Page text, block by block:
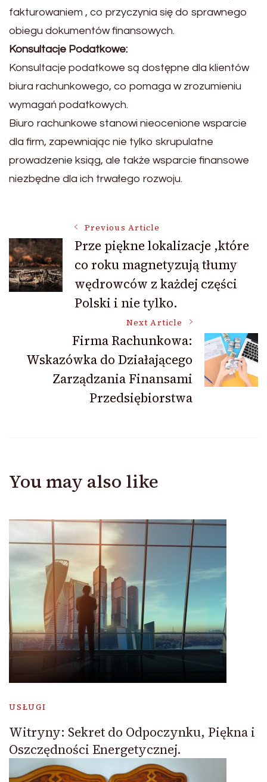
fakturowaniem , co przyczynia się do sprawnego
obiegu dokumentów finansowych.
Konsultacje Podatkowe:
Konsultacje podatkowe są dostępne dla klientów
biura rachunkowego, co pomaga w zrozumieniu
wymagań podatkowych.
Biuro rachunkowe stanowi nieocenione wsparcie
dla firm, zapewniając nie tylko skrupulatne
prowadzenie ksiąg, ale także wsparcie finansowe
niezbędne dla ich trwałego rozwoju.
Post
Navigation
Previous Article
Prze piękne lokalizacje ,które
co roku magnetyzują tłumy
wędrowców z każdej części
Polski i nie tylko.
Next Article
Firma Rachunkowa:
Wskazówka do Działającego
Zarządzania Finansami
Przedsiębiorstwa
You may also like
USŁUGI
Witryny: Sekret do Odpoczynku, Piękna i
Oszczędności Energetycznej.